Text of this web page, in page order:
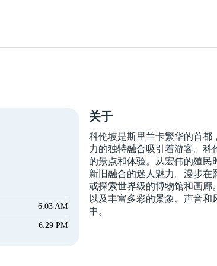
6:03 AM
6:29 PM
关于
科伦坡是斯里兰卡繁华的首都
力的独特融合吸引着游客。科
的景点和体验。从宏伟的殖民
新旧融合的迷人魅力。漫步在
或探索世界级的博物馆和画廊
以及丰富多彩的景象、声音
中。